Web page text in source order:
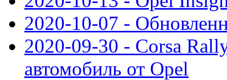
2020-10-07 -
2020-09-30 - Corsa
автомобиль от Opel